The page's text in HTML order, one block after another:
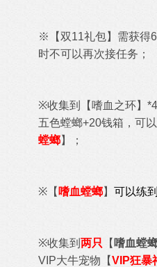
※
【双11礼包】需获
时不可以再次接任务；
※收集到【嗜血之环】
五色螳螂+20钱箱 ，可
螳螂】 ；
※ 【 嗜血螳螂】 可以练
※收集到 两只 【 嗜血螳
VIP大牛宠物【VIP狂暴